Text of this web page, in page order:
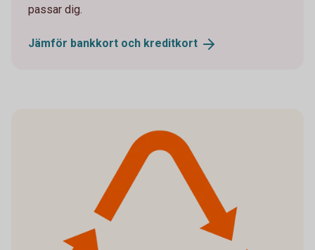
passar dig.
Jämför bankkort och kreditkort